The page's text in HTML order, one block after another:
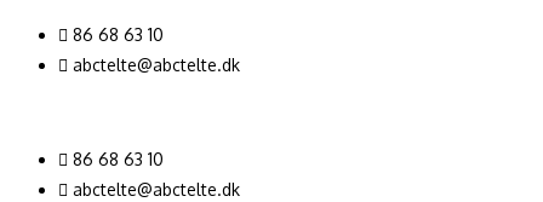
86 68 63 10
abctelte@abctelte.dk
86 68 63 10
abctelte@abctelte.dk